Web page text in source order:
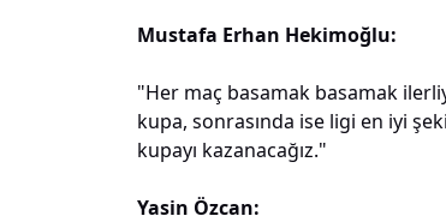
Mustafa Erhan Hekimoğlu:
"Her maç basamak basamak
kupa, sonrasında ise ligi en iyi
kupayı kazanacağız."
Yasin Özcan: